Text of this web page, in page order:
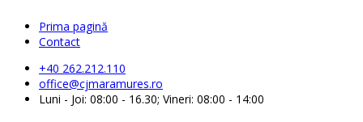
Prima pagină
Contact
+40 262.212.110
office@cjmaramures.ro
Luni - Joi: 08:00 - 16.30; Vineri: 08:00 - 14:00